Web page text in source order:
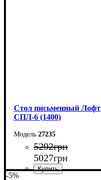
Стол письменный Лофт
СПЛ-6 (1400)
27235
5292грн
5027грн
-5%